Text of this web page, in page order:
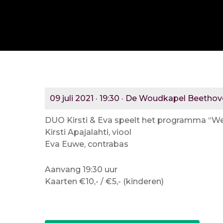
09 juli 2021 · 19:30 · De Woudkapel
DUO Kirsti & Eva speelt het programma
Kirsti Apajalahti, viool
Eva Euwe, contrabas
Aanvang 19:30 uur
Kaarten €10,- / €5,- (kinderen)